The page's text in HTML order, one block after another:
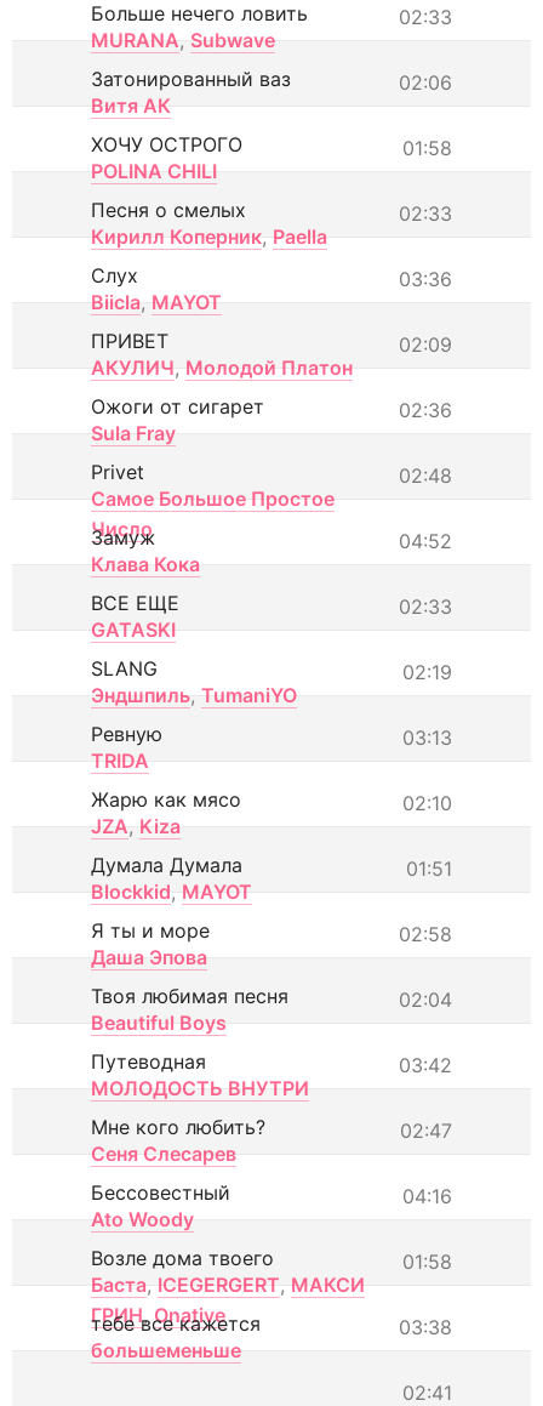
02:33
Больше нечего ловить
MURANA, Subwave
02:06
Затонированный ваз
Витя АК
01:58
ХОЧУ ОСТРОГО
POLINA CHILI
02:33
Песня о смелых
Кирилл Коперник, Paella
03:36
Слух
Biicla, MAYOT
02:09
ПРИВЕТ
АКУЛИЧ, Молодой Платон
02:36
Ожоги от сигарет
Sula Fray
02:48
Privet
Самое Большое Простое
Число
04:52
Замуж
Клава Кока
02:33
ВСЕ ЕЩЕ
GATASKI
02:19
SLANG
Эндшпиль, TumaniYO
03:13
Ревную
TRIDA
02:10
Жарю как мясо
JZA, Kiza
01:51
Думала Думала
Blockkid, MAYOT
02:58
Я ты и море
Даша Эпова
02:04
Твоя любимая песня
Beautiful Boys
03:42
Путеводная
МОЛОДОСТЬ ВНУТРИ
02:47
Мне кого любить?
Сеня Слесарев
04:16
Бессовестный
Ato Woody
01:58
Возле дома твоего
Баста, ICEGERGERT, МАКСИ
ГРИН, Onative 03:38
тебе все кажется
большеменьше
02:41